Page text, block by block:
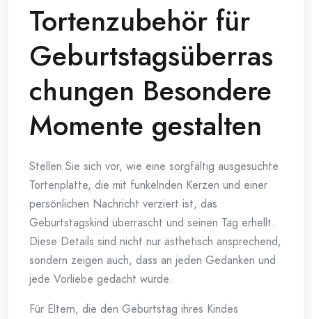
Tortenzubehör für
Geburtstagsüberras
chungen Besondere
Momente gestalten
Stellen Sie sich vor, wie eine sorgfältig ausgesuchte
Tortenplatte, die mit funkelnden Kerzen und einer
persönlichen Nachricht verziert ist, das
Geburtstagskind überrascht und seinen Tag erhellt.
Diese Details sind nicht nur ästhetisch ansprechend,
sondern zeigen auch, dass an jeden Gedanken und
jede Vorliebe gedacht wurde.
Für Eltern, die den Geburtstag ihres Kindes